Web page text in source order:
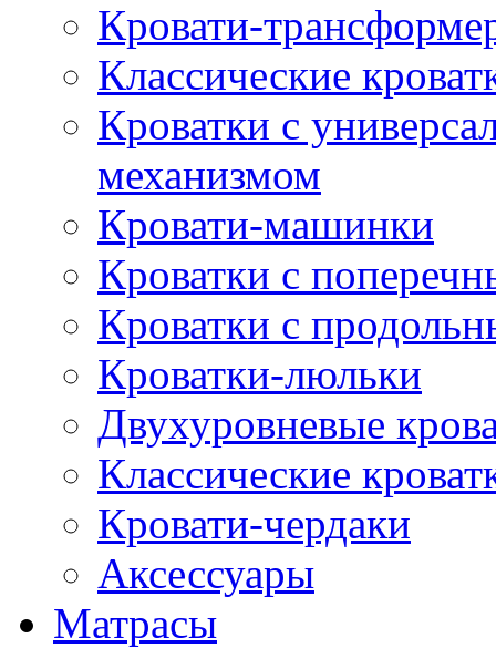
Кровати-
Классические
Кроватки с
механизмом
Кровати-машинки
Кроватки с
Кроватки с
Кроватки-люльки
Двухуровневые
Классические
Кровати-чердаки
Аксессуары
Матрасы